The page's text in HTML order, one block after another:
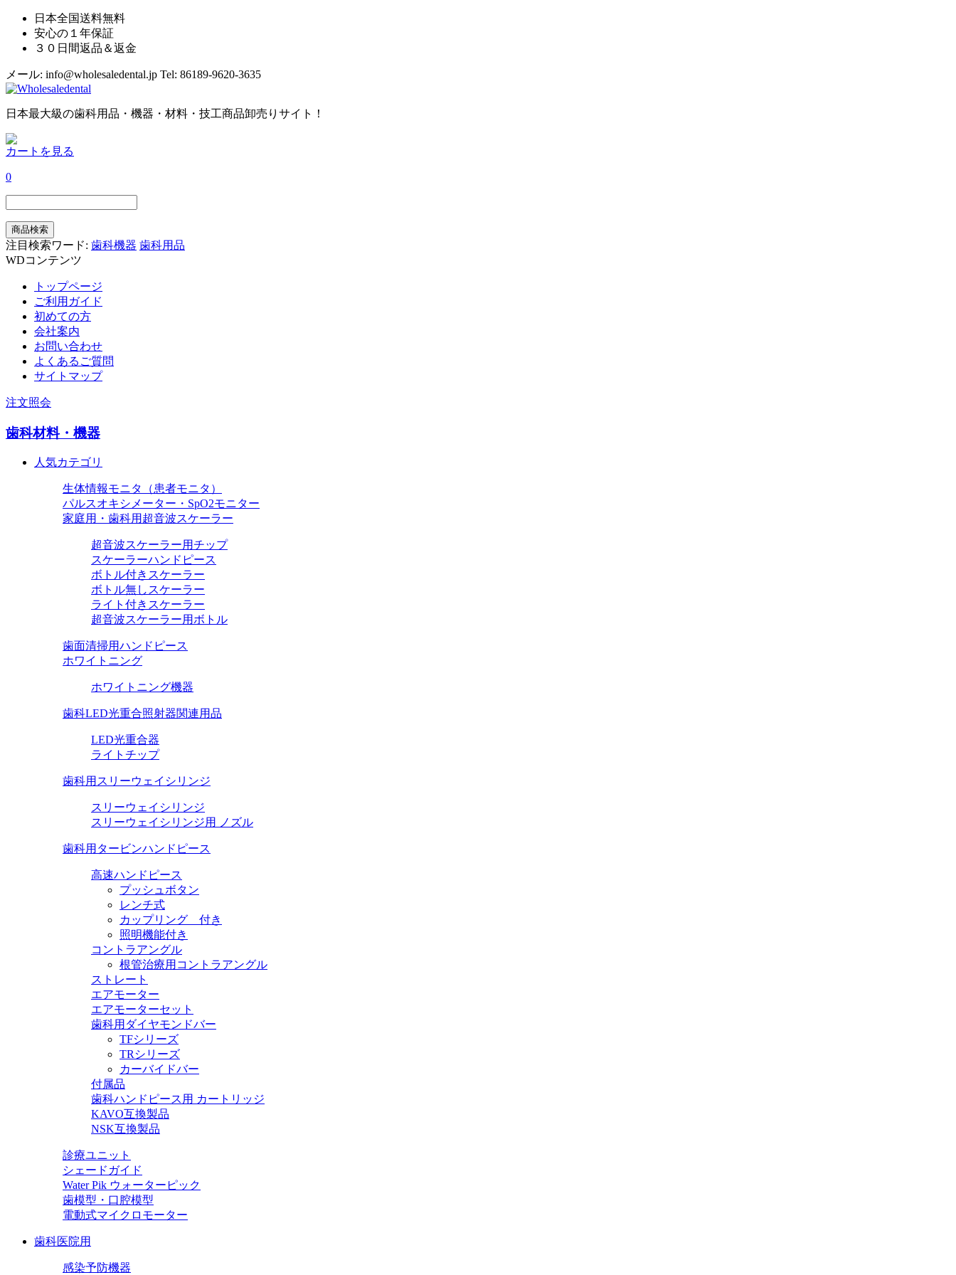
日本全国送料無料
安心の１年保証
３０日間返品＆返金
メール: info@wholesaledental.jp Tel: 86189-9620-3635
日本最大級の歯科用品・機器・材料・技工商品卸売りサイト！
カートを見る
0
注目検索ワード: 歯科機器 歯科用品
WDコンテンツ
トップページ
ご利用ガイド
初めての方
会社案内
お問い合わせ
よくあるご質問
サイトマップ
注文照会
歯科材料・機器
人気カテゴリ
生体情報モニタ（患者モニタ）
パルスオキシメーター・SpO2モニター
家庭用・歯科用超音波スケーラー
超音波スケーラー用チップ
スケーラーハンドピース
ボトル付きスケーラー
ボトル無しスケーラー
ライト付きスケーラー
超音波スケーラー用ボトル
歯面清掃用ハンドピース
ホワイトニング
ホワイトニング機器
歯科LED光重合照射器関連用品
LED光重合器
ライトチップ
歯科用スリーウェイシリンジ
スリーウェイシリンジ
スリーウェイシリンジ用 ノズル
歯科用タービンハンドピース
高速ハンドピース
プッシュボタン
レンチ式
カップリング 付き
照明機能付き
コントラアングル
根管治療用コントラアングル
ストレート
エアモーター
エアモーターセット
歯科用ダイヤモンドバー
TFシリーズ
TRシリーズ
カーバイドバー
付属品
歯科ハンドピース用 カートリッジ
KAVO互換製品
NSK互換製品
診療ユニット
シェードガイド
Water Pik ウォーターピック
歯模型・口腔模型
電動式マイクロモーター
歯科医院用
感染予防機器